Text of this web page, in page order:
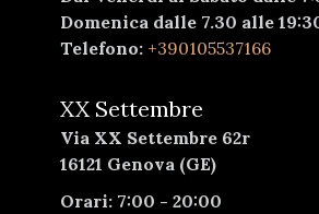
Domenica dalle 7.30 alle
Telefono: +390105537166
XX Settembre
Via XX Settembre 62r
16121 Genova (GE)
Orari: 7:00 - 20:00